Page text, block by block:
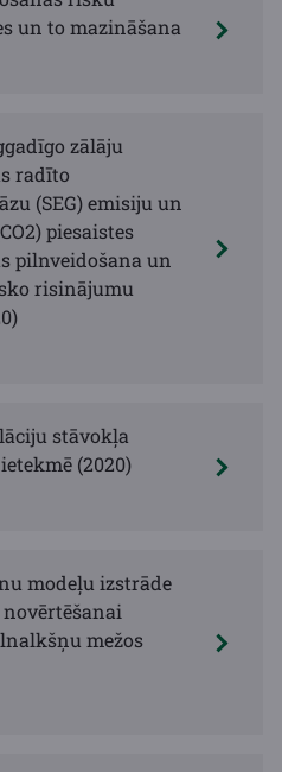
un to mazināšana
zālāju
radīto
(SEG) emisiju un
piesaistes
pilnveidošana un
risinājumu
stāvokļa
(2020)
modeļu izstrāde
mežos